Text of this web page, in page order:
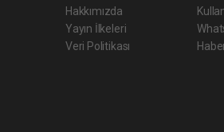
Hakkımızda
Yayın İlkeleri
Veri Politikası